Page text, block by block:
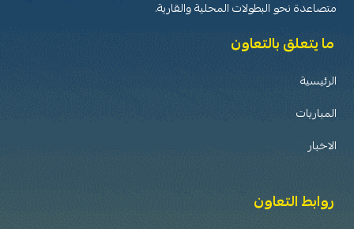
متصاعدة نحو البطولات المحلية والقارية.
ما يتعلق بالتعاون
الرئيسية
المباريات
الاخبار
روابط التعاون